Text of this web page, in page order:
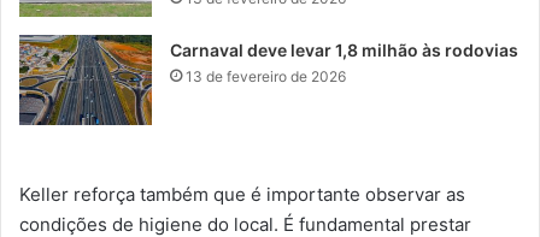
Carnaval deve levar 1,8 milhão às rodovias
13 de fevereiro de 2026
Keller reforça também que é importante observar as
condições de higiene do local. É fundamental prestar